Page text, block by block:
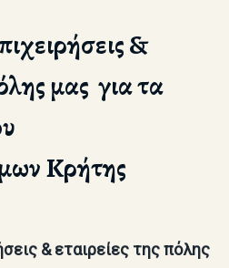
&
μας για τα
Κρήτης
& εταιρείες της πόλης